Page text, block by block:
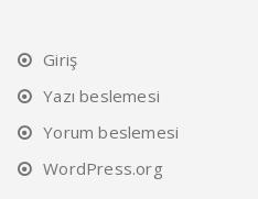
Giriş
Yazı beslemesi
Yorum beslemesi
WordPress.org